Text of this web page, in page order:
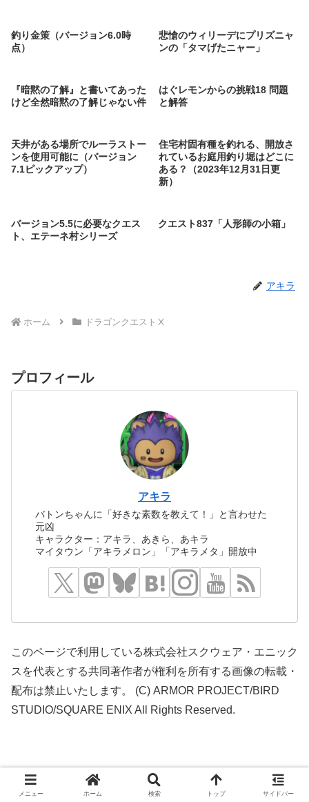
釣り金策（バージョン6.0時
点）
悲愴のウィリーデにプリズニャ
ンの「タマげたニャー」
『暗黙の了解』と書いてあった
けど全然暗黙の了解じゃない件
はぐレモンからの挑戦18 問題
と解答
天井がある場所でルーラストー
ンを使用可能に（バージョン
7.1ピックアップ）
住宅村固有種を釣れる、開放さ
れているお庭用釣り堀はどこに
ある？（2023年12月31日更
新）
バージョン5.5に必要なクエス
ト、エテーネ村シリーズ
クエスト837「人形師の小箱」
アキラ
ホーム ドラゴンクエストⅩ
プロフィール
アキラ
バトンちゃんに「好きな素数を教えて！」と言わせた
元凶
キャラクター：アキラ、あきら、あキラ
マイタウン「アキラメロン」「アキラメタ」開放中
このページで利用している株式会社スクウェア・エニック
スを代表とする共同著作者が権利を所有する画像の転載・
配布は禁止いたします。 (C) ARMOR PROJECT/BIRD
STUDIO/SQUARE ENIX All Rights Reserved.
© 2016 どらくえだいすき.
メニュー ホーム 検索 トップ サイドバー